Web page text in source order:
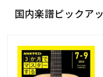
国内楽譜ピックア